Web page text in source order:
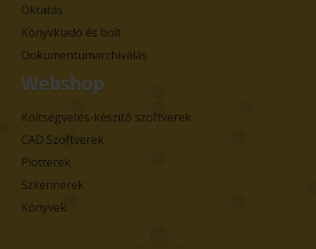
Oktatás
Könyvkiadó és bolt
Dokumentumarchiválás
Webshop
Költségvetés-készítő szoftverek
CAD Szoftverek
Plotterek
Szkennerek
Könyvek